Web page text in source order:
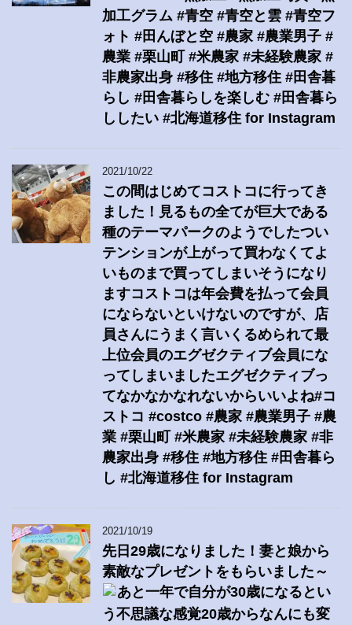
加工グラム #青空 #青空と雲 #青空フ
ォト #田んぼと空 #農家 #農業男子 #
農業 #栗山町 #米農家 #未経験農家 #
非農家出身 #移住 #地方移住 #田舎暮
らし #田舎暮らしを楽しむ #田舎暮ら
ししたい #北海道移住 for Instagram
2021/10/22
この間はじめてコストコに行ってき
ました！見るもの全てが巨大である
種のテーマパークのようでしたつい
テンションが上がって買わなくてよ
いものまで買ってしまいそうになり
ますコストコは年会費を払って会員
にならないといけないのですが、店
員さんにうまく言いくるめられて最
上位会員のエグゼクティブ会員にな
ってしまいましたエグゼクティブっ
てなかなかなれないからいいよね#コ
ストコ #costco #農家 #農業男子 #農
業 #栗山町 #米農家 #未経験農家 #非
農家出身 #移住 #地方移住 #田舎暮ら
し #北海道移住 for Instagram
2021/10/19
先日29歳になりました！妻と娘から
素敵なプレゼントをもらいました～
あと一年で自分が30歳になるとい
う不思議な感覚20歳からなんにも変